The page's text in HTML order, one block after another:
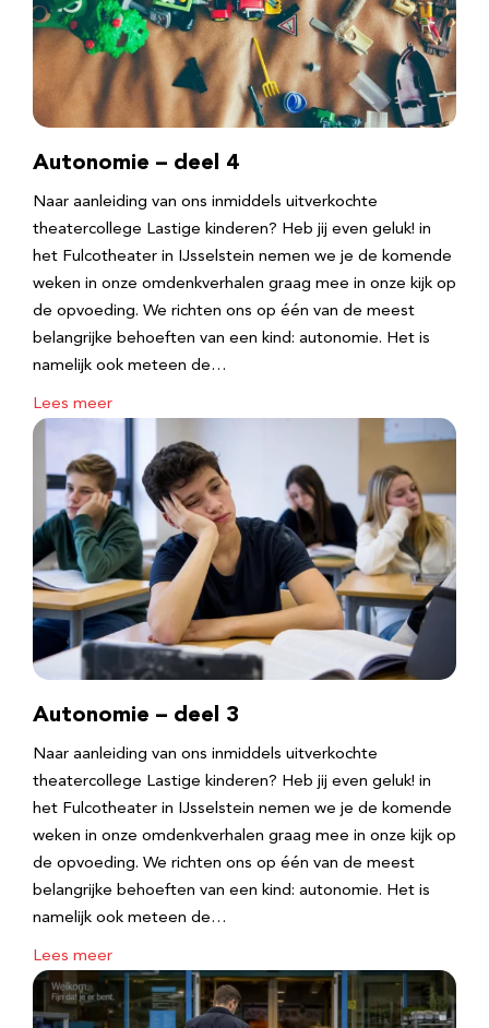
Autonomie – deel 4
Naar aanleiding van ons inmiddels uitverkochte
theatercollege Lastige kinderen? Heb jij even geluk! in
het Fulcotheater in IJsselstein nemen we je de komende
weken in onze omdenkverhalen graag mee in onze kijk op
de opvoeding. We richten ons op één van de meest
belangrijke behoeften van een kind: autonomie. Het is
namelijk ook meteen de…
Lees meer
Autonomie – deel 3
Naar aanleiding van ons inmiddels uitverkochte
theatercollege Lastige kinderen? Heb jij even geluk! in
het Fulcotheater in IJsselstein nemen we je de komende
weken in onze omdenkverhalen graag mee in onze kijk op
de opvoeding. We richten ons op één van de meest
belangrijke behoeften van een kind: autonomie. Het is
namelijk ook meteen de…
Lees meer